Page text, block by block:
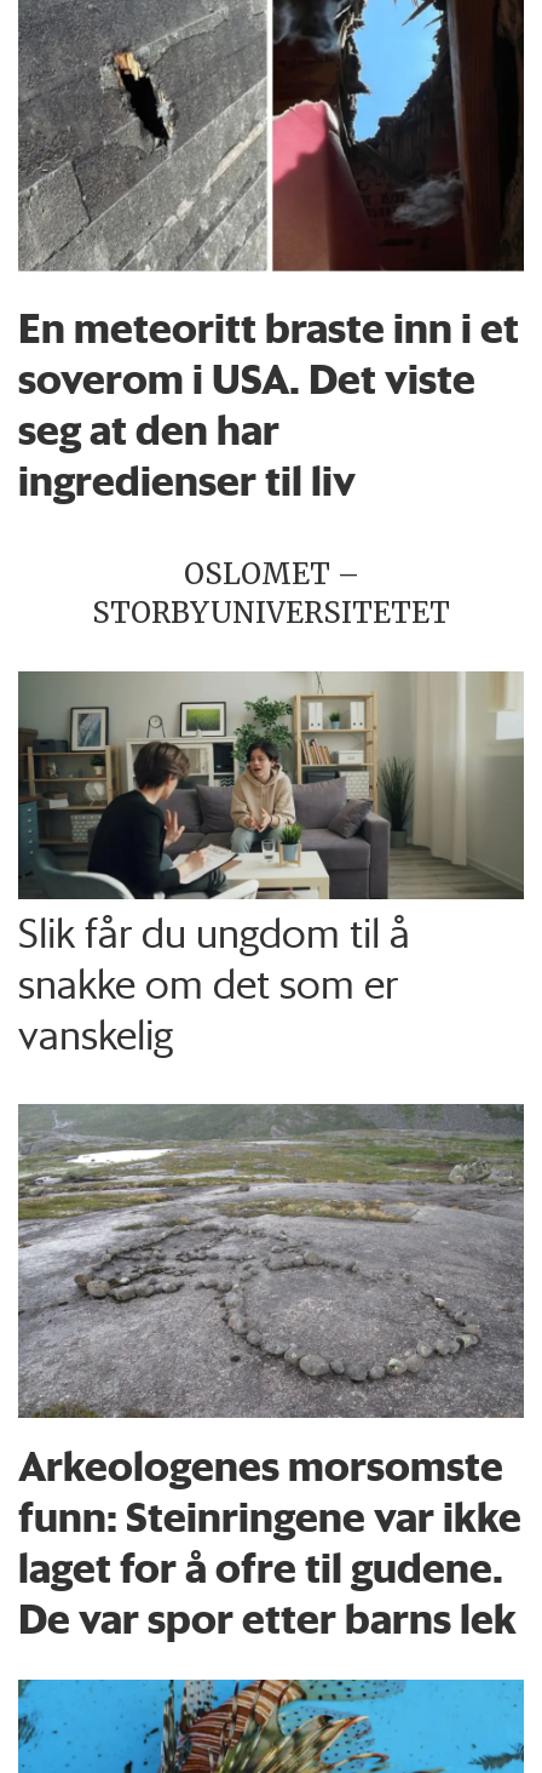
En meteoritt braste inn i et
soverom i USA. Det viste
seg at den har
ingredienser til liv
OSLOMET –
STORBYUNIVERSITETET
Slik får du ungdom til å
snakke om det som er
vanskelig
Arkeologenes morsomste
funn: Steinringene var ikke
laget for å ofre til gudene.
De var spor etter barns lek